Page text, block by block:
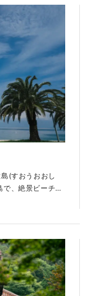
。海辺のサンセ
ケ地としても有
(すおうおおし
、絶景ビーチに
との歴史上の結
ている美しいビ
サンセットのビ
すすめです。